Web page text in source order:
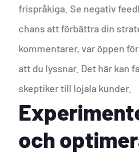
frispråkiga. Se negativ
chans att förbättra din
kommentarer, var öppen
att du lyssnar. Det här kan
skeptiker till lojala kunder.
och